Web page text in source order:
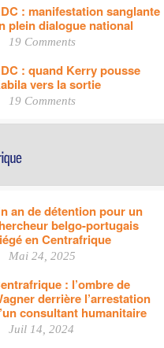
: manifestation sanglante
plein dialogue national
19 Comments
: quand Kerry pousse
vers la sortie
19 Comments
an de détention pour un
belgo-portugais
en Centrafrique
Mai 24, 2025
: l’ombre de
derrière l’arrestation
consultant humanitaire
Juil 14, 2024